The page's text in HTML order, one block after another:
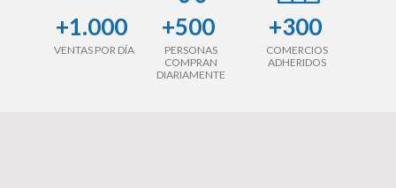
+1.000
VENTAS POR DÍA
+500
PERSONAS
COMPRAN
DIARIAMENTE
+300
COMERCIOS
ADHERIDOS